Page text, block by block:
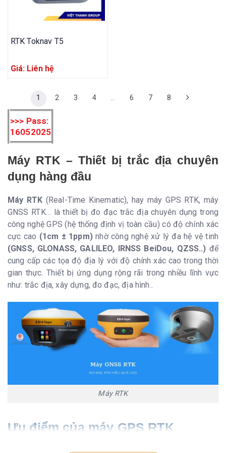
RTK Toknav T5
Giá: Liên hệ
1 2 3 4 6 7 8
>>> Pass:
16052025
Máy RTK – Thiết bị trắc địa chuyên
dụng hàng đầu
Máy RTK (Real-Time Kinematic), hay máy GPS RTK, máy
GNSS RTK… là thiết bị đo đạc trắc địa chuyên dụng trong
công nghệ GPS (hệ thống định vị toàn cầu) có độ chính xác
cực cao (1cm ± 1ppm)nhờ công nghệ xử lý đa hệ vệ tinh
(GNSS, GLONASS, GALILEO, IRNSS BeiDou, QZSS..) để
cung cấp các tọa độ địa lý với độ chính xác cao trong thời
gian thực. Thiết bị ứng dụng rộng rãi trong nhiều lĩnh vực
như: trắc địa, xây dựng, đo đạc, địa hình..
Máy RTK
Ưu điểm của máy GPS RTK